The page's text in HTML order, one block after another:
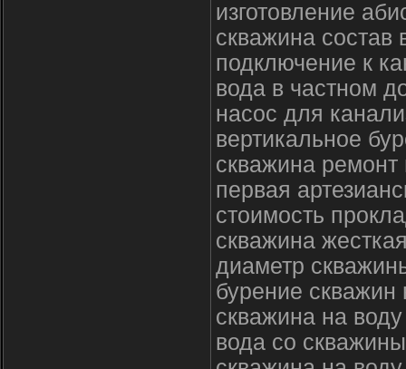
изготовление
скважина состав
подключение к
вода в частном
насос для
вертикальное
скважина ремонт
первая
стоимость
скважина
диаметр
бурение
скважина на
вода со